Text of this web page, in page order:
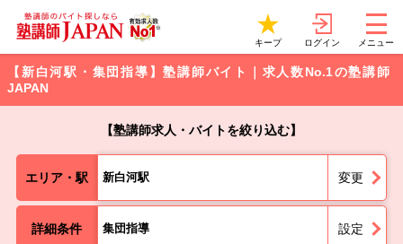
キープ ログイン メニュー
【新白河駅・集団指導】塾講師バイト｜求人数No.1の塾講師
JAPAN
【塾講師求人・バイトを絞り込む】
エリア・駅 新白河駅 変更
詳細条件 集団指導 設定